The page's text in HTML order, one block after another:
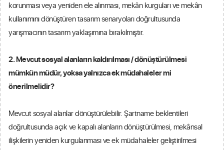
korunması veya yeniden ele alınması, mekân kurguları ve mekân
kullanımını dönüştüren tasarım senaryoları doğrultusunda
yarışmacının tasarım yaklaşımına bırakılmıştır.
2. Mevcut sosyal alanların kaldırılması / dönüştürülmesi
mümkün müdür, yoksa yalnızca ek müdahaleler mi
önerilmelidir?
Mevcut sosyal alanlar dönüştürülebilir. Şartname beklentileri
doğrultusunda açık ve kapalı alanların dönüştürülmesi, mekânsal
ilişkilerin yeniden kurgulanması ve ek müdahaleler geliştirilmesi